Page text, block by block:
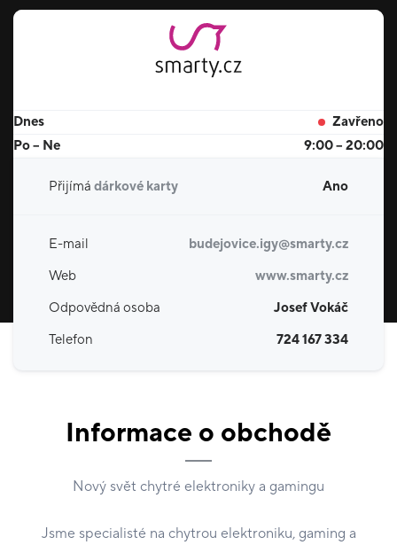
Dnes
Zavřeno
Po – Ne
9:00 – 20:00
Přijímá dárkové karty Ano
E-mail
budejovice.igy@smarty.cz
Web
www.smarty.cz
Odpovědná osoba
Josef Vokáč
Telefon
724 167 334
Informace o obchodě
Nový svět chytré elektroniky a gamingu
Jsme specialisté na chytrou elektroniku, gaming a